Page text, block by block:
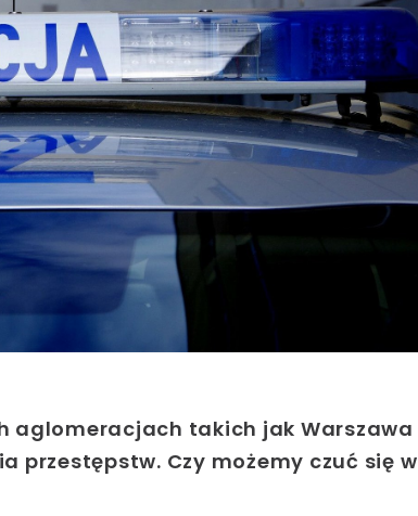
aglomeracjach takich jak Warszawa
przestępstw. Czy możemy czuć się w